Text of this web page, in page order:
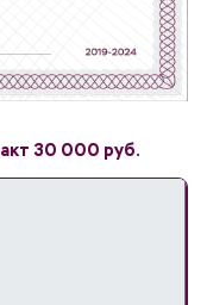
30 000 руб.